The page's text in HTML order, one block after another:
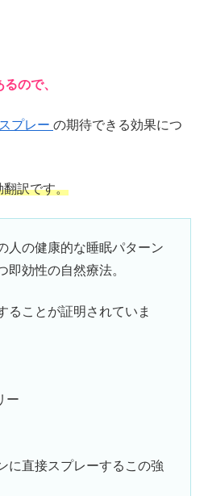
ので、
プレー の期待できる効果につ
翻訳です。
人の健康的な睡眠パターン
即効性の自然療法。
ることが証明されていま
ー
に直接スプレーするこの強